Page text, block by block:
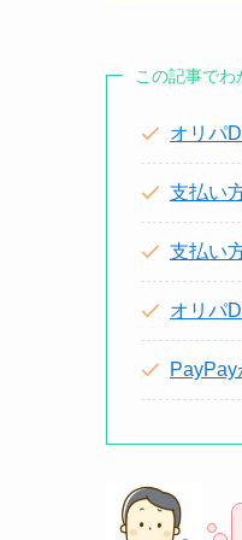
この記事でわ
オリパ
支払い
支払い
オリパ